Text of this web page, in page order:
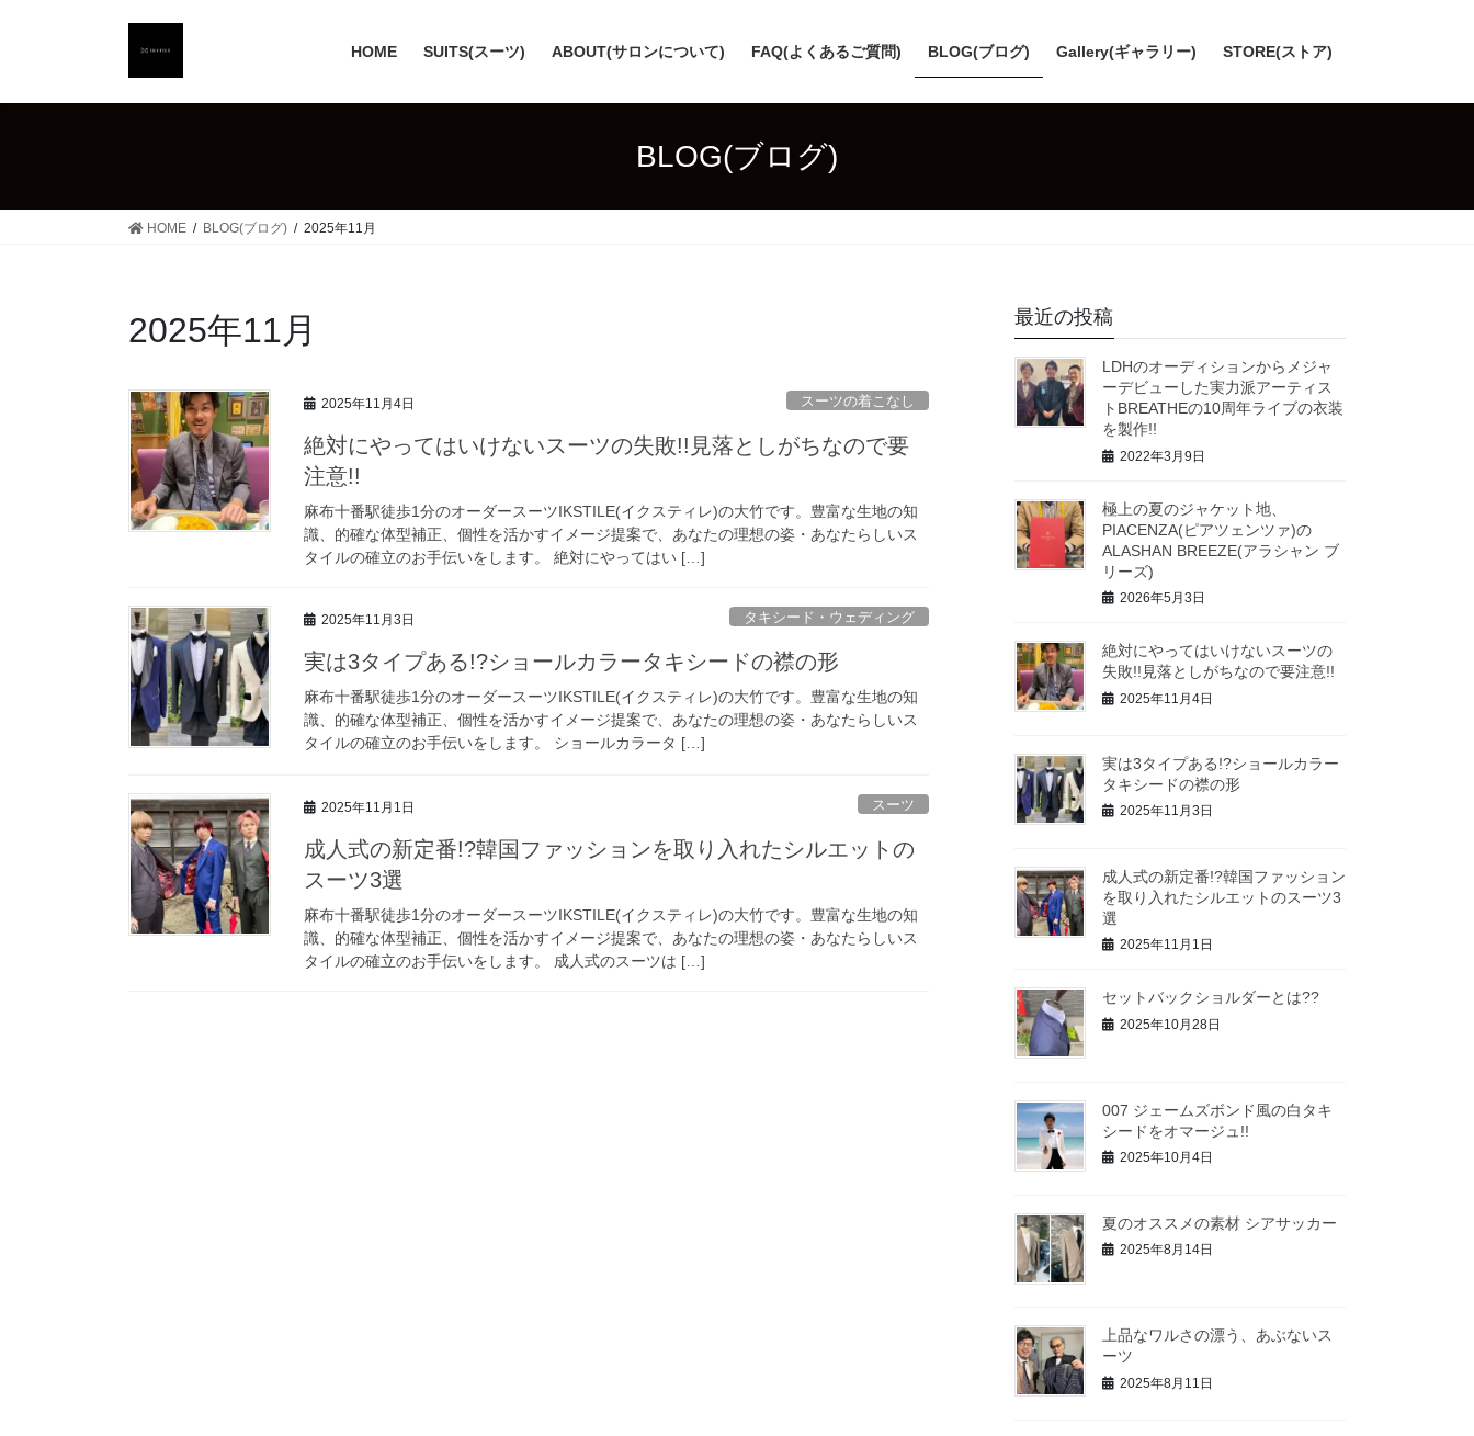
HOME SUITS(スーツ) ABOUT(サロンについて) FAQ(よくあるご質問) BLOG(ブログ) Gallery(ギャラリー) STORE(ストア)
BLOG(ブログ)
HOME BLOG(ブログ) 2025年11月
2025年11月
2025年11月4日 スーツの着こなし
絶対にやってはいけないスーツの失敗!!見落としがちなので要
注意!!
麻布十番駅徒歩1分のオーダースーツIKSTILE(イクスティレ)の大竹です。豊富な生地の知
識、的確な体型補正、個性を活かすイメージ提案で、あなたの理想の姿・あなたらしいス
タイルの確立のお手伝いをします。 絶対にやってはい […]
2025年11月3日 タキシード・ウェディング
実は3タイプある!?ショールカラータキシードの襟の形
麻布十番駅徒歩1分のオーダースーツIKSTILE(イクスティレ)の大竹です。豊富な生地の知
識、的確な体型補正、個性を活かすイメージ提案で、あなたの理想の姿・あなたらしいス
タイルの確立のお手伝いをします。 ショールカラータ […]
2025年11月1日 スーツ
成人式の新定番!?韓国ファッションを取り入れたシルエットの
スーツ3選
麻布十番駅徒歩1分のオーダースーツIKSTILE(イクスティレ)の大竹です。豊富な生地の知
識、的確な体型補正、個性を活かすイメージ提案で、あなたの理想の姿・あなたらしいス
タイルの確立のお手伝いをします。 成人式のスーツは […]
最近の投稿
LDHのオーディションからメジャ
ーデビューした実力派アーティス
トBREATHEの10周年ライブの衣装
を製作!!
2022年3月9日
極上の夏のジャケット地、
PIACENZA(ピアツェンツァ)の
ALASHAN BREEZE(アラシャン ブ
リーズ)
2026年5月3日
絶対にやってはいけないスーツの
失敗!!見落としがちなので要注意!!
2025年11月4日
実は3タイプある!?ショールカラー
タキシードの襟の形
2025年11月3日
成人式の新定番!?韓国ファッション
を取り入れたシルエットのスーツ3
選
2025年11月1日
セットバックショルダーとは??
2025年10月28日
007 ジェームズボンド風の白タキ
シードをオマージュ!!
2025年10月4日
夏のオススメの素材 シアサッカー
2025年8月14日
上品なワルさの漂う、あぶないス
ーツ
2025年8月11日